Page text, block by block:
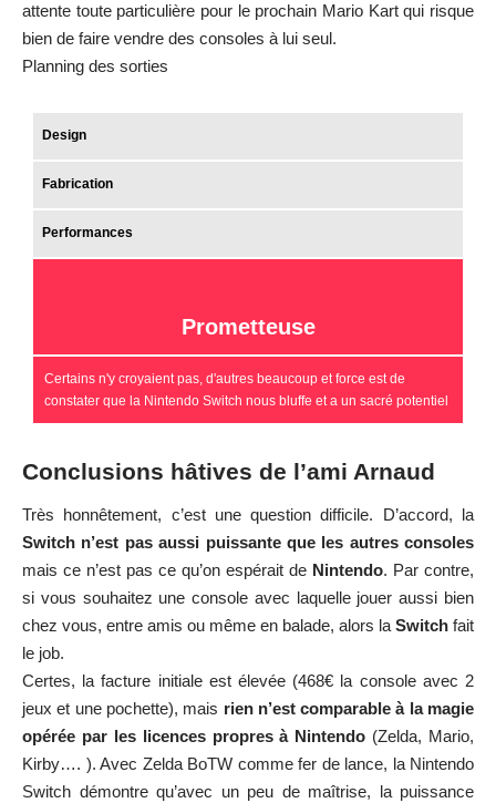
attente toute particulière pour le prochain Mario Kart qui risque
bien de faire vendre des consoles à lui seul.
Planning des sorties
Design
Fabrication
Performances
Prometteuse
Certains n'y croyaient pas, d'autres beaucoup et force est de
constater que la Nintendo Switch nous bluffe et a un sacré potentiel
Conclusions hâtives de l’ami Arnaud
Très honnêtement, c’est une question difficile. D’accord, la
Switch n’est pas aussi puissante que les autres consoles
mais ce n’est pas ce qu’on espérait de Nintendo. Par contre,
si vous souhaitez une console avec laquelle jouer aussi bien
chez vous, entre amis ou même en balade, alors la Switch fait
le job.
Certes, la facture initiale est élevée (468€ la console avec 2
jeux et une pochette), mais rien n’est comparable à la magie
opérée par les licences propres à Nintendo (Zelda, Mario,
Kirby…. ). Avec Zelda BoTW comme fer de lance, la Nintendo
Switch démontre qu’avec un peu de maîtrise, la puissance